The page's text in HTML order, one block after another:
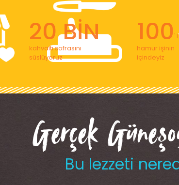
20 BİN
kahvaltı sofrasını
süslüyoruz
100'
hamur işinin
içindeyiz
Gerçek
Bu lezzeti